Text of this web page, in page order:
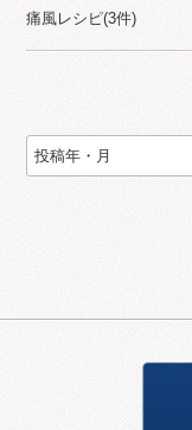
痛風レシピ(3件)